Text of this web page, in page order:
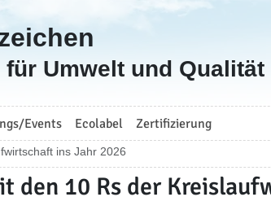
Umwelt und Qualität
Events Ecolabel Zertifizierung
ins Jahr 2026
den 10 Rs der